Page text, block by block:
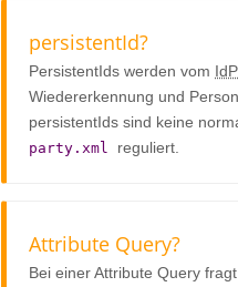
persistentId?
PersistentIds werden vom IdP
Wiedererkennung und
persistentIds sind keine
party.xml
reguliert.
Attribute Query?
Bei einer Attribute Query